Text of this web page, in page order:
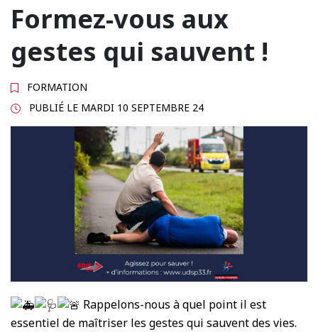
Formez-vous aux
gestes qui sauvent !
FORMATION
PUBLIÉ LE MARDI 10 SEPTEMBRE 24
Rappelons-nous à quel point il est
essentiel de maîtriser les gestes qui sauvent des vies.